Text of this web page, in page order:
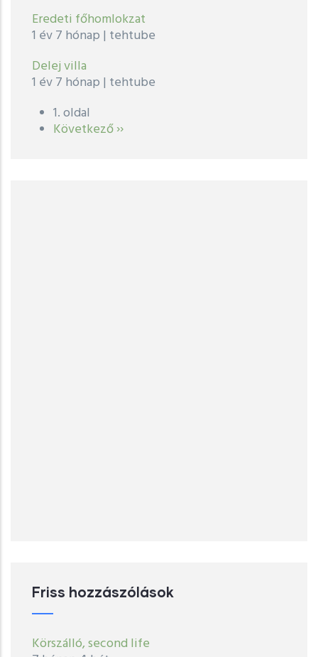
Eredeti főhomlokzat
1 év 7 hónap | tehtube
Delej villa
1 év 7 hónap | tehtube
Oldalszámozás
1. oldal
Következő
Következő ››
Friss hozzászólások
Körszálló, second life